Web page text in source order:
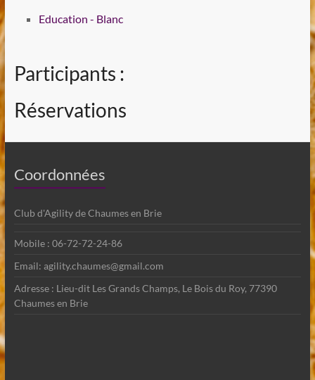
Education - Blanc
Participants :
Réservations
Coordonnées
Club d'Agility de Chaumes en Brie
Mobile : 06-72-72-24-86
Email: agility.chaumes@gmail.com
Adresse : Lieu-dit Les Grands Champs, Le Bois du Roy, 77390
Chaumes en Brie